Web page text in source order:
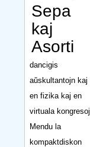
Sepa
kaj
Asorti
dancigis
aŭskultantojn kaj
en fizika kaj en
virtuala kongresoj.
Mendu la
kompaktdiskon